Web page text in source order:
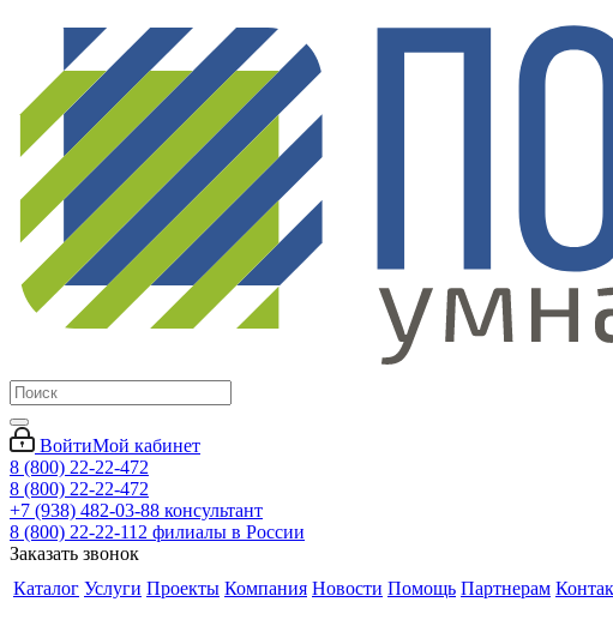
ВойтиМой кабинет
8 (800) 22-22-472
8 (800) 22-22-472
+7 (938) 482-03-88 консультант
8 (800) 22-22-112 филиалы в России
Заказать звонок
Каталог Услуги Проекты Компания Новости Помощь Партнерам